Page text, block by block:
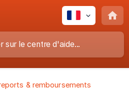
& remboursements